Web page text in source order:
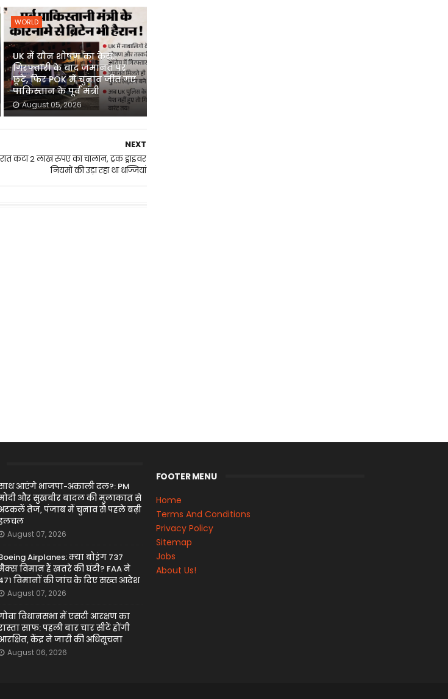
WORLD
UK में यौन शोषण का केस:
गिरफ्तारी के बाद जमानत पर
छूटे, फिर POK में चुनाव जीत गए
पाकिस्तान के पूर्व मंत्री
August 05, 2026
NEXT
कटा 2 लाख रुपए का चालान, ट्रक ड्राइवर
नियमों की उड़ा रहा था धज्जियां
आएंगे भाजपा-अकाली दल?: PM
और सुखबीर बादल की मुलाकात से
तेज, पंजाब में चुनाव से पहले बढ़ी
August 07, 2026
Airplanes: क्या बोइंग 737
विमान हैं खतरे की घंटी? FAA ने
विमानों की जांच के दिए सख्त आदेश
August 07, 2026
विधानसभा में एसटी आरक्षण का
साफ: पहली बार चार सीटें होंगी
केंद्र ने जारी की अधिसूचना
August 06, 2026
FOOTER MENU
Home
Terms And Conditions
Privacy Policy
Sitemap
Jobs
About Us!